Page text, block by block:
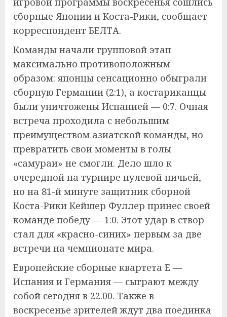
сборные Японии и Коста-Рики, сообщает
корреспондент БЕЛТА.
Команды начали групповой этап
максимально противоположным
образом: японцы сенсационно обыграли
сборную Германии (2:1), а костариканцы
были уничтожены Испанией — 0:7. Очная
встреча проходила с небольшим
преимуществом азиатской команды, но
превратить свои моменты в голы
«самураи» не смогли. Дело шло к
очередной на турнире нулевой ничьей,
но на 81-й минуте защитник сборной
Коста-Рики Кейшер Фуллер принес своей
команде победу — 1:0. Этот удар в створ
стал для «красно-синих» первым за две
встречи на чемпионате мира.
Европейские сборные квартета Е —
Испания и Германия — сыграют между
собой сегодня в 22.00. Также в
воскресенье зрителей ждут два поединка